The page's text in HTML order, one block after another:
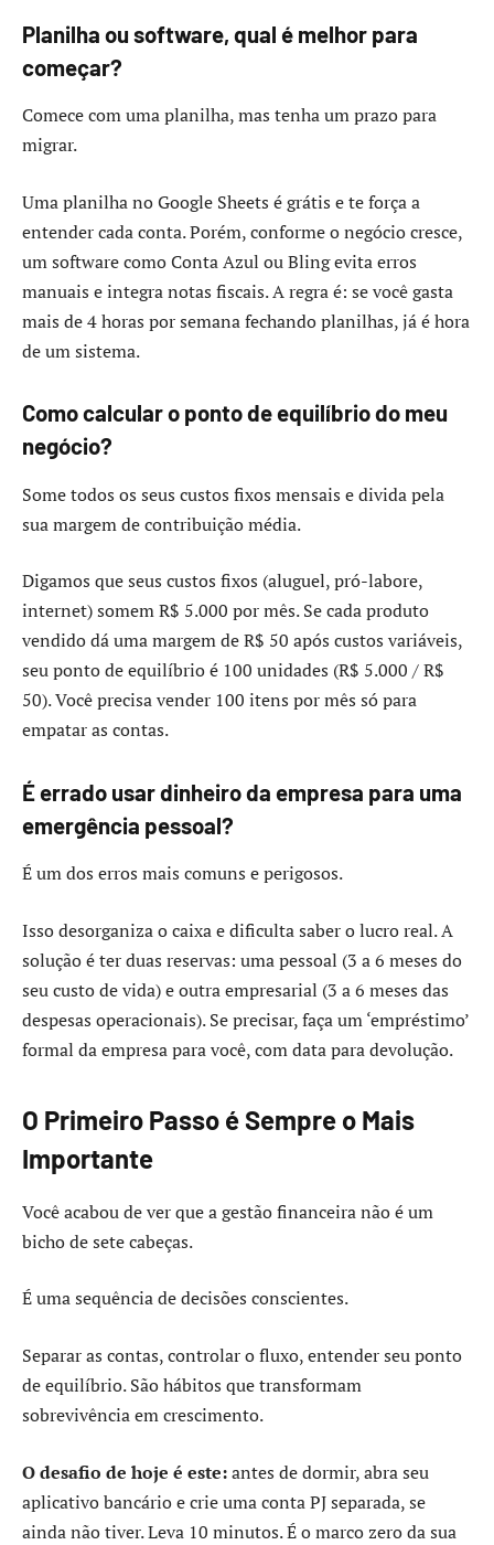
Planilha ou software, qual é melhor para
começar?
Comece com uma planilha, mas tenha um prazo para
migrar.
Uma planilha no Google Sheets é grátis e te força a
entender cada conta. Porém, conforme o negócio cresce,
um software como Conta Azul ou Bling evita erros
manuais e integra notas fiscais. A regra é: se você gasta
mais de 4 horas por semana fechando planilhas, já é hora
de um sistema.
Como calcular o ponto de equilíbrio do meu
negócio?
Some todos os seus custos fixos mensais e divida pela
sua margem de contribuição média.
Digamos que seus custos fixos (aluguel, pró-labore,
internet) somem R$ 5.000 por mês. Se cada produto
vendido dá uma margem de R$ 50 após custos variáveis,
seu ponto de equilíbrio é 100 unidades (R$ 5.000 / R$
50). Você precisa vender 100 itens por mês só para
empatar as contas.
É errado usar dinheiro da empresa para uma
emergência pessoal?
É um dos erros mais comuns e perigosos.
Isso desorganiza o caixa e dificulta saber o lucro real. A
solução é ter duas reservas: uma pessoal (3 a 6 meses do
seu custo de vida) e outra empresarial (3 a 6 meses das
despesas operacionais). Se precisar, faça um ‘empréstimo’
formal da empresa para você, com data para devolução.
O Primeiro Passo é Sempre o Mais
Importante
Você acabou de ver que a gestão financeira não é um
bicho de sete cabeças.
É uma sequência de decisões conscientes.
Separar as contas, controlar o fluxo, entender seu ponto
de equilíbrio. São hábitos que transformam
sobrevivência em crescimento.
O desafio de hoje é este:antes de dormir, abra seu
aplicativo bancário e crie uma conta PJ separada, se
ainda não tiver. Leva 10 minutos. É o marco zero da sua